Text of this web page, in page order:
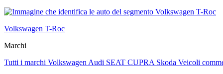
Volkswagen T-Roc
Marchi
Tutti i marchi VolkswagenAudi SEAT CUPRA Skoda Veicoli